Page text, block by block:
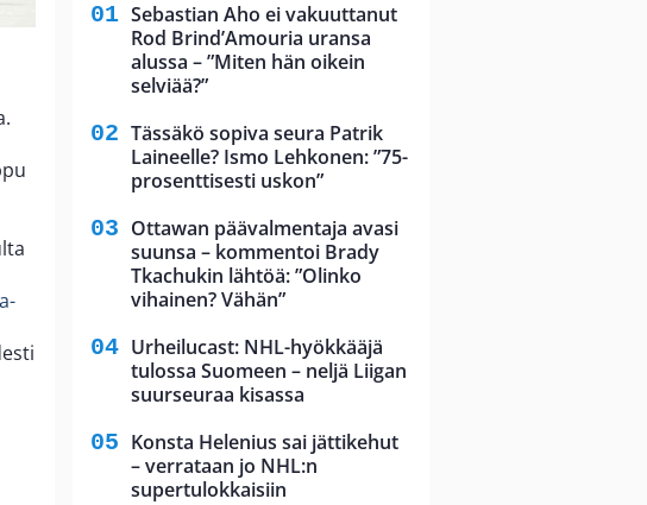
Sebastian Aho ei vakuuttanut
Rod Brind’Amouria uransa
alussa – ”Miten hän oikein
selviää?”
Tässäkö sopiva seura Patrik
Laineelle? Ismo Lehkonen: ”75-
prosenttisesti uskon”
Ottawan päävalmentaja avasi
suunsa – kommentoi Brady
Tkachukin lähtöä: ”Olinko
vihainen? Vähän”
Urheilucast: NHL-hyökkääjä
tulossa Suomeen – neljä Liigan
suurseuraa kisassa
Konsta Helenius sai jättikehut
– verrataan jo NHL:n
supertulokkaisiin